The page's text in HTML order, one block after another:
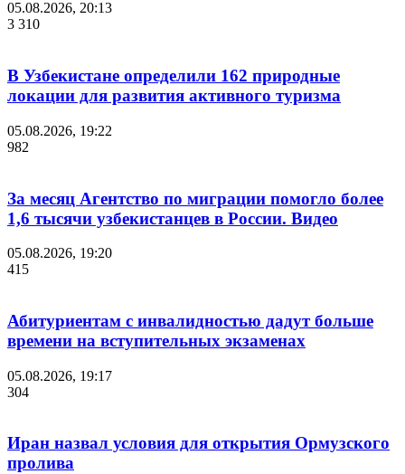
05.08.2026, 20:13
3 310
В Узбекистане определили 162 природные
локации для развития активного туризма
05.08.2026, 19:22
982
За месяц Агентство по миграции помогло более
1,6 тысячи узбекистанцев в России. Видео
05.08.2026, 19:20
415
Абитуриентам с инвалидностью дадут больше
времени на вступительных экзаменах
05.08.2026, 19:17
304
Иран назвал условия для открытия Ормузского
пролива